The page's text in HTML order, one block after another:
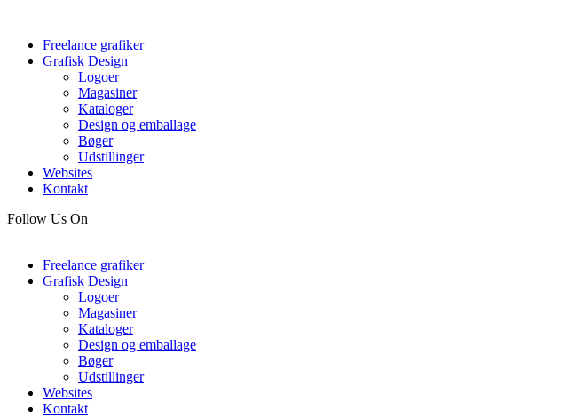
Freelance grafiker
Grafisk Design
Logoer
Magasiner
Kataloger
Design og emballage
Bøger
Udstillinger
Websites
Kontakt
Follow Us On
Freelance grafiker
Grafisk Design
Logoer
Magasiner
Kataloger
Design og emballage
Bøger
Udstillinger
Websites
Kontakt